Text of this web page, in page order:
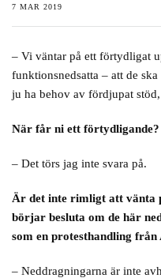
7 MAR 2019
– Vi väntar på ett förtydligat
funktionsnedsatta – att de
ju ha behov av fördjupat
När får ni ett förtydligande?
– Det törs jag inte svara på.
Är det inte rimligt att vänta
börjar besluta om de här
som en protesthandling
– Neddragningarna är inte